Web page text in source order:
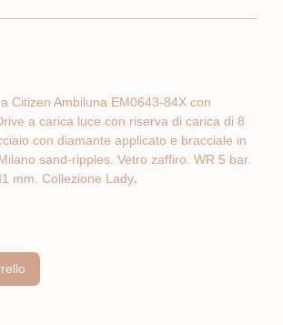
Citizen Ambiluna EM0643-84X con
a carica luce con riserva di carica di 8
con diamante applicato e bracciale in
sand-ripples. Vetro zaffiro. WR 5 bar.
mm. Collezione Lady.